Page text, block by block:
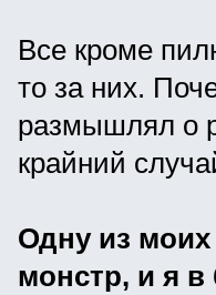
Все кроме
то за них.
размышлял о
крайний
Одну из моих
монстр, и я